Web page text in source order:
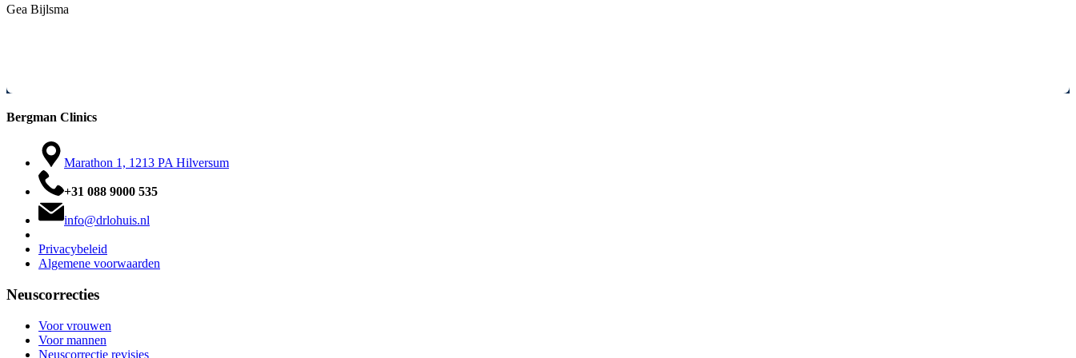
Gea Bijlsma
Bergman Clinics
Marathon 1, 1213 PA Hilversum
+31 088 9000 535
info@drlohuis.nl
Privacybeleid
Algemene voorwaarden
Neuscorrecties
Voor vrouwen
Voor mannen
Neuscorrectie revisies